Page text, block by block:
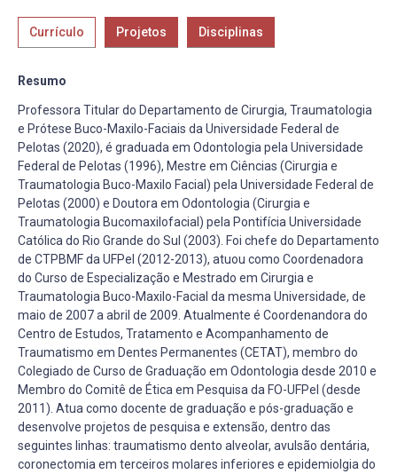
Currículo Projetos Disciplinas
Resumo
Professora Titular do Departamento de Cirurgia, Traumatologia
e Prótese Buco-Maxilo-Faciais da Universidade Federal de
Pelotas (2020), é graduada em Odontologia pela Universidade
Federal de Pelotas (1996), Mestre em Ciências (Cirurgia e
Traumatologia Buco-Maxilo Facial) pela Universidade Federal de
Pelotas (2000) e Doutora em Odontologia (Cirurgia e
Traumatologia Bucomaxilofacial) pela Pontifícia Universidade
Católica do Rio Grande do Sul (2003). Foi chefe do Departamento
de CTPBMF da UFPel (2012-2013), atuou como Coordenadora
do Curso de Especialização e Mestrado em Cirurgia e
Traumatologia Buco-Maxilo-Facial da mesma Universidade, de
maio de 2007 a abril de 2009. Atualmente é Coordenandora do
Centro de Estudos, Tratamento e Acompanhamento de
Traumatismo em Dentes Permanentes (CETAT), membro do
Colegiado de Curso de Graduação em Odontologia desde 2010 e
Membro do Comitê de Ética em Pesquisa da FO-UFPel (desde
2011). Atua como docente de graduação e pós-graduação e
desenvolve projetos de pesquisa e extensão, dentro das
seguintes linhas: traumatismo dento alveolar, avulsão dentária,
coronectomia em terceiros molares inferiores e epidemiolgia do